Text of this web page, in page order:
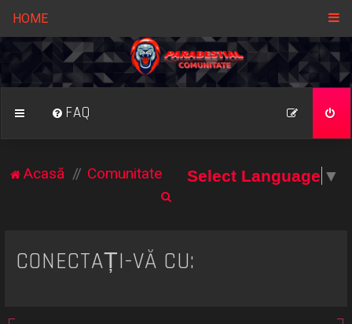
HOME
FAQ
Acasă Comunitate Select Language ▼
t
CONECTAȚI-VĂ CU: